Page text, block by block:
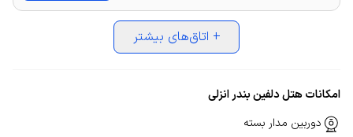
+ اتاق‌های بیشتر
امکانات هتل دلفین بندر انزلی
دوربین مدار بسته